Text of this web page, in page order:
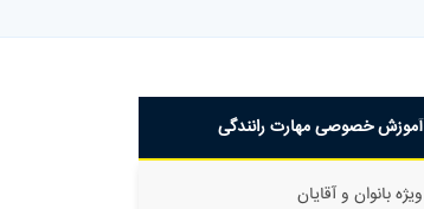
آموزش خصوصی مهارت رانندگی
ویژه بانوان و آقایان